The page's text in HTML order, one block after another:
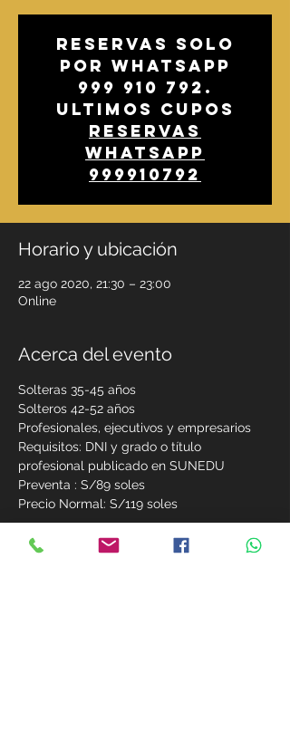
Reservas solo
por whatsapp
999 910 792.
Ultimos cupos
Reservas
whatsapp
999910792
Horario y ubicación
22 ago 2020, 21:30 – 23:00
Online
Acerca del evento
Solteras 35-45 años
Solteros 42-52 años
Profesionales, ejecutivos y empresarios
Requisitos: DNI y grado o título
profesional publicado en SUNEDU
Preventa : S/89 soles
Precio Normal: S/119 soles